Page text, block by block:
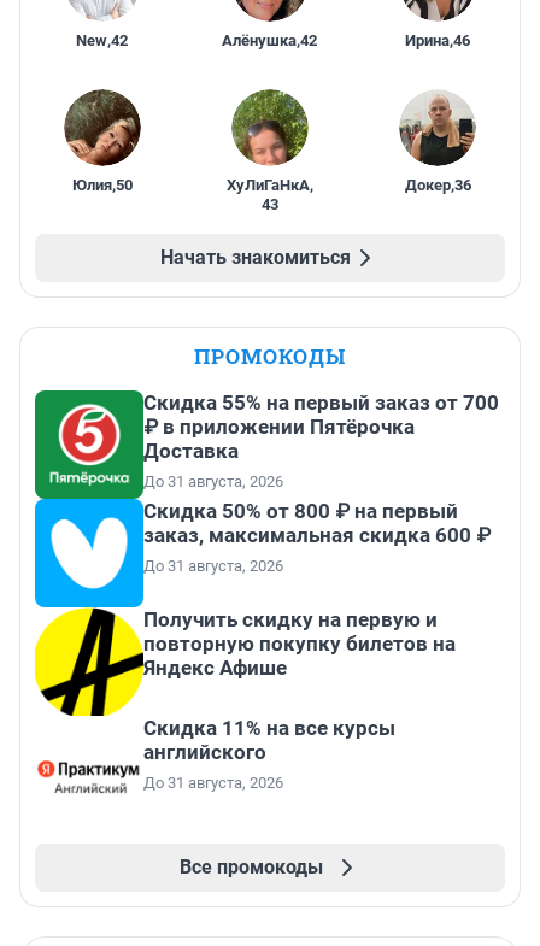
New,42 Алёнушка,42 Ирина,46
Юлия,50 ХуЛиГаНкА,
43
Докер,36
Начать знакомиться
ПРОМОКОДЫ
Скидка 55% на первый заказ от 700
₽ в приложении Пятёрочка
Доставка
До 31 августа, 2026
Скидка 50% от 800 ₽ на первый
заказ, максимальная скидка 600 ₽
До 31 августа, 2026
Получить скидку на первую и
повторную покупку билетов на
Яндекс Афише
Скидка 11% на все курсы
английского
До 31 августа, 2026
Все промокоды